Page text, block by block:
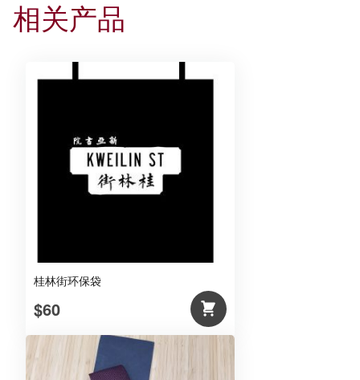
相关产品
桂林街环保袋
$60